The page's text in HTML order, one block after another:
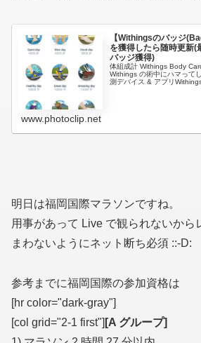
【Withingsのバッジ
を獲得したら随時更新
バッジ獲得)
体組成計 Withings Body
Withings の術中にハマって
測デバイス & アプリ
www.photoclip.net
明日は福岡国際マラソンですね。
用事があって Live で観られないから
まわないようにネット断ち必須 ::-D:
参考までに福岡国際の参加資格は
[hr color="dark-gray"]
[col grid="2-1 first"] [A グループ]